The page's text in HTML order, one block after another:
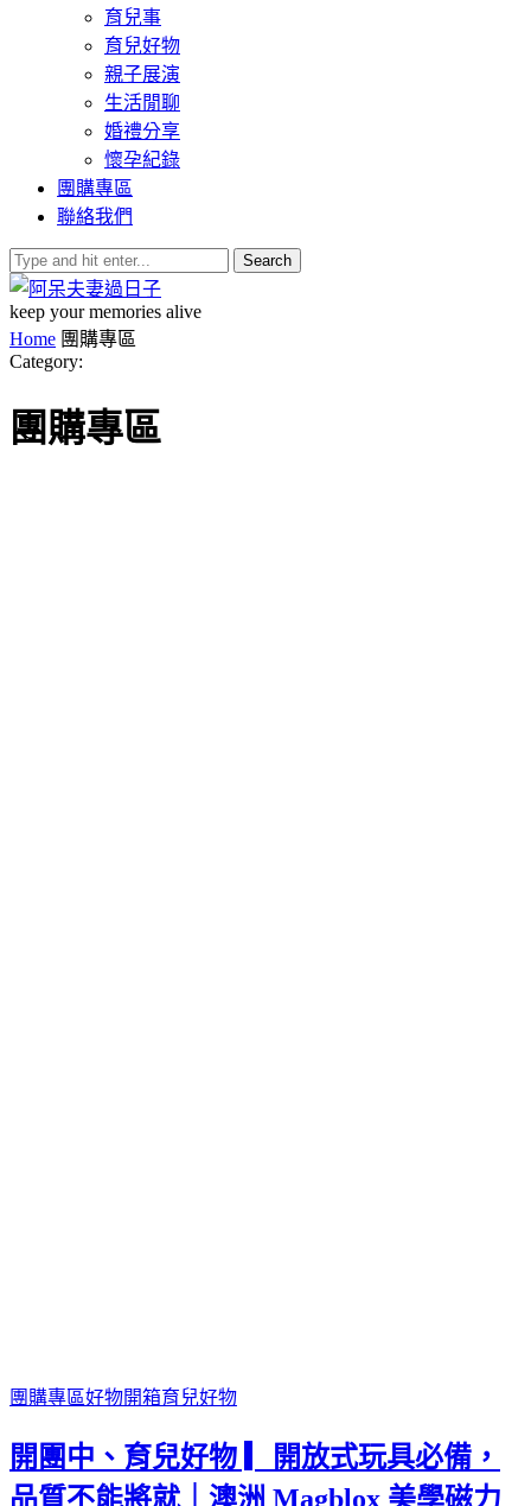
育兒事
育兒好物
親子展演
生活閒聊
婚禮分享
懷孕紀錄
團購專區
聯絡我們
Search
keep your memories alive
Home 團購專區
Category:
團購專區
團購專區好物開箱育兒好物
開團中、育兒好物 ▎開放式玩具必備，
品質不能將就｜澳洲 Magblox 美學磁力